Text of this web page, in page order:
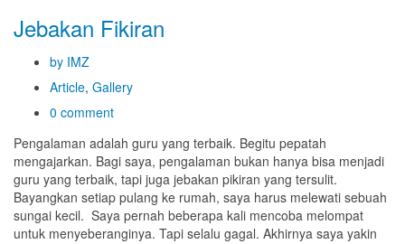
Jebakan Fikiran
by IMZ
Article, Gallery
0 comment
Pengalaman adalah guru yang terbaik. Begitu pepatah
mengajarkan. Bagi saya, pengalaman bukan hanya bisa menjadi
guru yang terbaik, tapi juga jebakan pikiran yang tersulit.
Bayangkan setiap pulang ke rumah, saya harus melewati sebuah
sungai kecil. Saya pernah beberapa kali mencoba melompat
untuk menyeberanginya. Tapi selalu gagal. Akhirnya saya yakin